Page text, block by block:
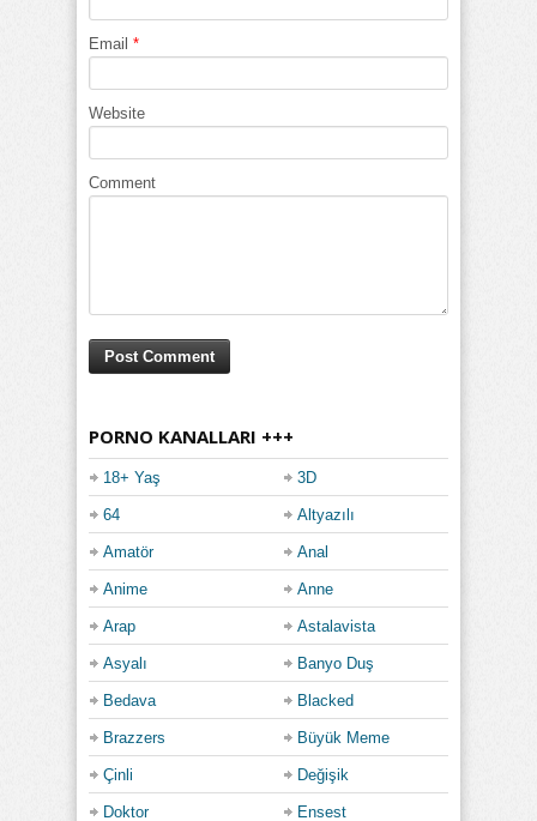
Email *
Website
Comment
PORNO KANALLARI +++
18+ Yaş 3D
64 Altyazılı
Amatör Anal
Anime Anne
Arap Astalavista
Asyalı Banyo Duş
Bedava Blacked
Brazzers Büyük Meme
Çinli Değişik
Doktor Ensest